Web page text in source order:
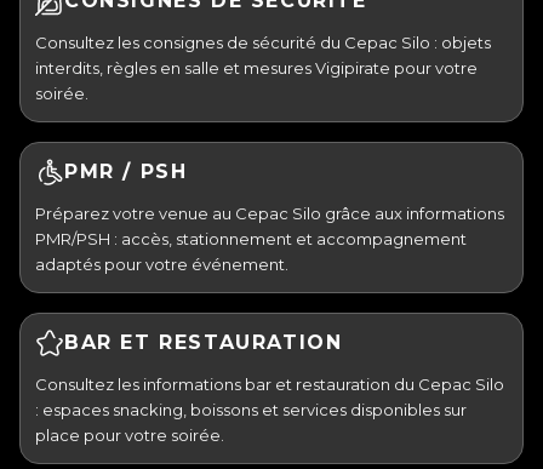
Consultez les consignes de sécurité du Cepac Silo : objets
interdits, règles en salle et mesures Vigipirate pour votre
soirée.
PMR / PSH
Préparez votre venue au Cepac Silo grâce aux informations
PMR/PSH : accès, stationnement et accompagnement
adaptés pour votre événement.
BAR ET RESTAURATION
Consultez les informations bar et restauration du Cepac Silo
: espaces snacking, boissons et services disponibles sur
place pour votre soirée.